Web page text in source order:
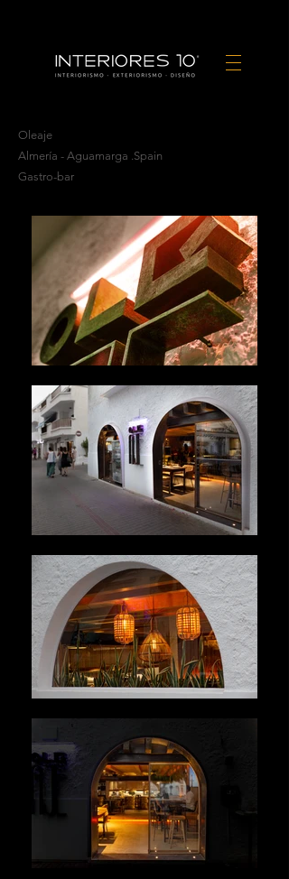
Oleaje
Almería - Aguamarga .Spain
Gastro-bar